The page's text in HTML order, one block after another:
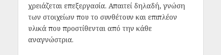
χρειάζεται επεξεργασία. Απαιτεί δηλαδή, γνώση
των στοιχείων που το συνθέτουν και επιπλέον
υλικά που προστίθενται από την κάθε
αναγνώστρια.